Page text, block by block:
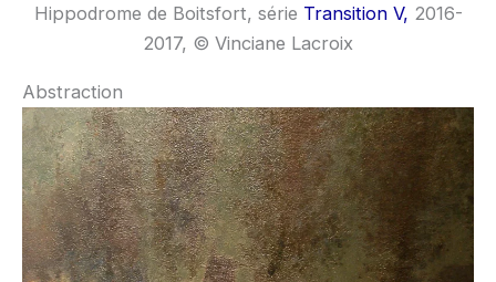
Hippodrome de Boitsfort, série Transition V, 2016-
2017, © Vinciane Lacroix
Abstraction